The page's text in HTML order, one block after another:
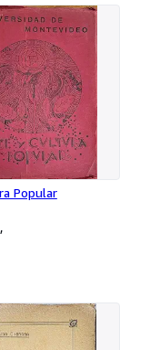
Popular